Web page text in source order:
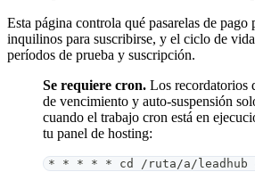
Esta página controla qué pasarelas de pago
inquilinos para suscribirse, y el ciclo de
períodos de prueba y suscripción.
Se requiere cron. Los recordatorios
de vencimiento y auto-suspensión
cuando el trabajo cron está en
tu panel de hosting:
* * * * * cd /ruta/a/leadhub